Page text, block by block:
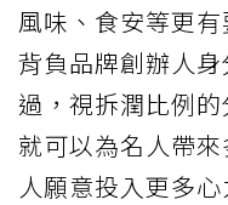
風味、食安等更
背負品牌創辦人
過，視拆潤比例
就可以為名人帶
人願意投入更多心